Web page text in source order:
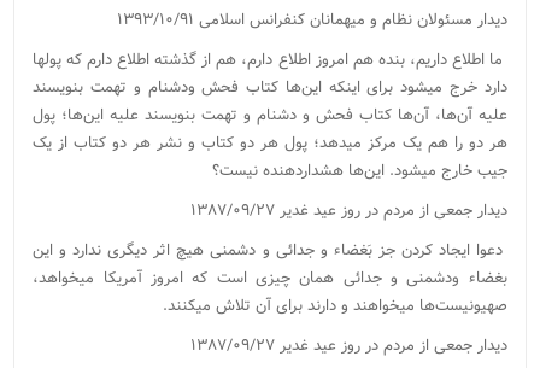
دیدار مسئولان نظام و میهمانان کنفرانس اسلامی ۱۳۹۳/۱۰/۹۱
ما اطلاع داریم، بنده هم امروز اطلاع دارم، هم از گذشته اطلاع دارم که پولها
دارد خرج میشود برای اینکه این‌ها کتاب فحش ودشنام و تهمت بنویسند
علیه آن‌ها، آن‌ها کتاب فحش و دشنام و تهمت بنویسند علیه این‌ها؛ پول
هر دو را هم یک مرکز میدهد؛ پول هر دو کتاب و نشر هر دو کتاب از یک
جیب خارج میشود. این‌ها هشداردهنده نیست؟
دیدار جمعی از مردم در روز عید غدیر ۱۳۸۷/۰۹/۲۷
دعوا ایجاد کردن جز بَغضاء و جدائی و دشمنی هیچ اثر دیگری ندارد و این
بغضاء‌ ودشمنی و جدائی همان چیزی است که امروز آمریکا میخواهد،
صهیونیست‌ها میخواهند و دارند برای آن تلاش میکنند.
دیدار جمعی از مردم در روز عید غدیر ۱۳۸۷/۰۹/۲۷